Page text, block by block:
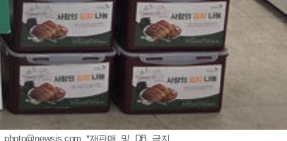
photo@newsis.com *재판매 및 DB 금지